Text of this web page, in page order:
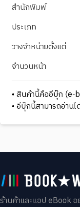
สำนักพิมพ์
ประเภท
วางจำหน่ายตั้งแต่
จำนวนหน้า
• สินค้านี้คืออีบุ๊ก (e-
• อีบุ๊กนี้สามารถอ่าน
ร้านค้าและแอป eBook